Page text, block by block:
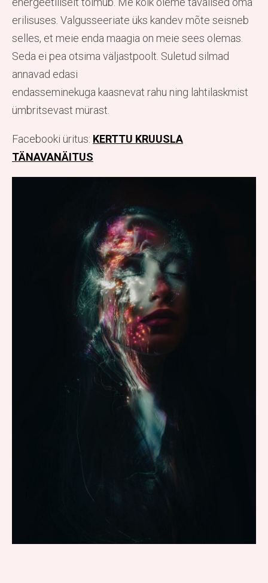
erilisuses. Valgusseeriate üks kandev mõte seisneb
selles, et meie enda maagia on meie sees olemas.
Seda ei pea otsima väljastpoolt. Suletud silmad
annavad edasi
endasseminekuga kaasnevat rahu ning lahtilaskmist
ümbritsevast mürast.
Facebooki üritus: KERTTU KRUUSLA
TÄNAVANÄITUS